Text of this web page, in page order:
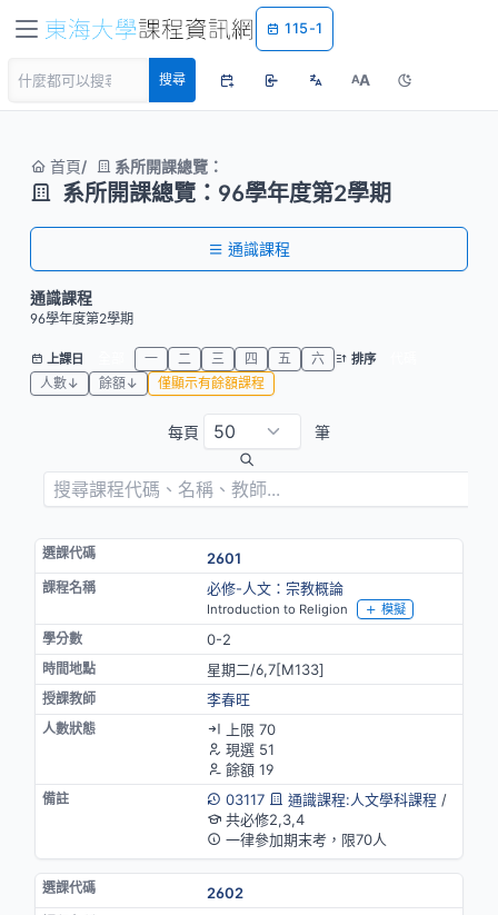
115-1
搜尋 AA
首頁 系所開課總覽：
系所開課總覽：96學年度第2學期
通識課程
通識課程
96學年度第2學期
上課日 一 二 三 四 五 六 排序
人數↓
餘額↓ 僅顯示有餘額課程
每頁 筆
2601
必修-人文：宗教概論
Introduction to Religion 模擬
0-2
星期二/6,7[M133]
李春旺
上限 70
現選 51
餘額 19
03117
通識課程:人文學科課程 /
共必修2,3,4
一律參加期末考，限70人
2602